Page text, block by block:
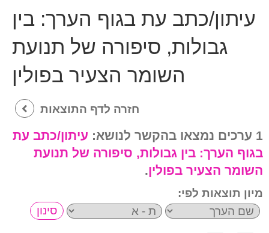
עיתון/כתב עת בגוף הערך: בין
גבולות, סיפורה של תנועת
השומר הצעיר בפולין
חזרה לדף התוצאות
1 ערכים נמצאו בהקשר לנושא:
עיתון/כתב עת
בגוף הערך: בין גבולות, סיפורה של תנועת
השומר הצעיר בפולין.
מיון תוצאות לפי: